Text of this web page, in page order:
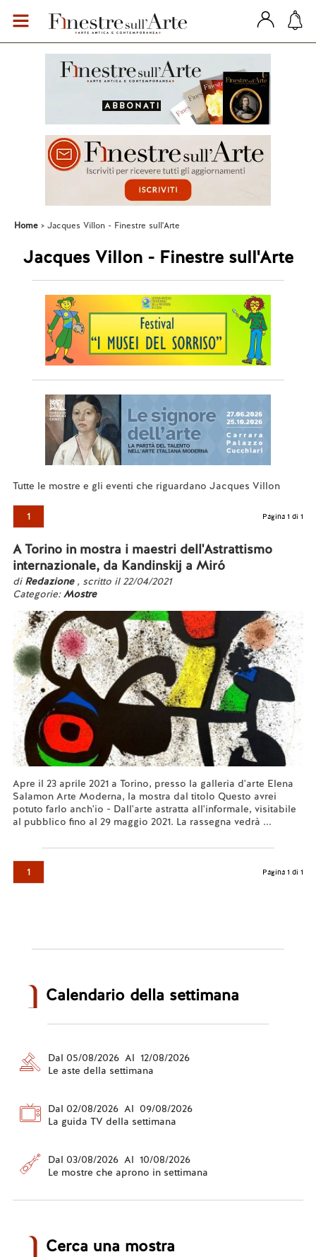
Home Jacques Villon - Finestre sull'Arte
Jacques Villon - Finestre sull'Arte
Tutte le mostre e gli eventi che riguardano Jacques Villon
1 Pagina 1 di 1
A Torino in mostra i maestri dell'Astrattismo
internazionale, da Kandinskij a Miró
di Redazione , scritto il 22/04/2021
Categorie:Mostre
Apre il 23 aprile 2021 a Torino, presso la galleria d'arte Elena
Salamon Arte Moderna, la mostra dal titolo Questo avrei
potuto farlo anch'io - Dall'arte astratta all'informale, visitabile
al pubblico fino al 29 maggio 2021. La rassegna vedrà ...
1 Pagina 1 di 1
Calendario della settimana
Dal 05/08/2026 Al 12/08/2026
Le aste della settimana
Dal 02/08/2026 Al 09/08/2026
La guida TV della settimana
Dal 03/08/2026 Al 10/08/2026
Le mostre che aprono in settimana
Cerca una mostra